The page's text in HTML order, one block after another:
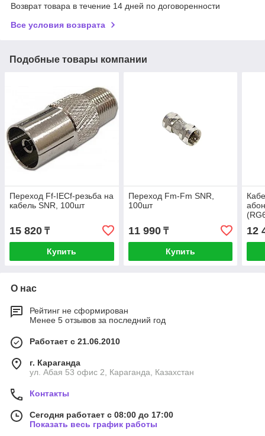
Возврат товара в течение 14 дней по договоренности
Все условия возврата
Подобные товары компании
Переход Ff-IECf-резьба на
кабель SNR, 100шт
15 820 ₸
Купить
Переход Fm-Fm SNR,
100шт
11 990₸
Купить
12
О нас
Рейтинг не сформирован
Менее 5 отзывов за последний год
Работает с 21.06.2010
г. Караганда
ул. Абая 53 офис 2, Караганда, Казахстан
Контакты
Сегодня работает с 08:00 до 17:00
Показать весь график работы